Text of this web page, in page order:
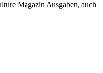
Magazin Ausgaben, auch